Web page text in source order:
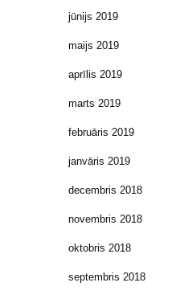
jūnijs 2019
maijs 2019
aprīlis 2019
marts 2019
februāris 2019
janvāris 2019
decembris 2018
novembris 2018
oktobris 2018
septembris 2018